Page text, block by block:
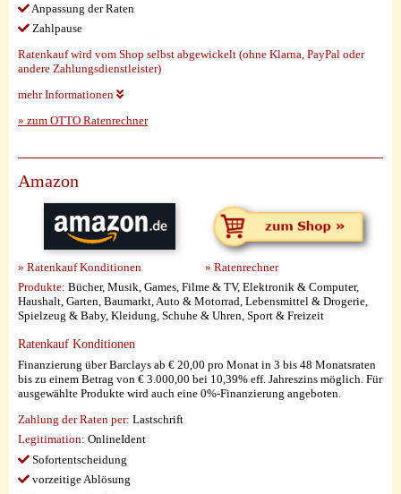
Anpassung der Raten
Zahlpause
Ratenkauf wird vom Shop selbst abgewickelt (ohne Klarna, PayPal oder
andere Zahlungsdienstleister)
mehr Informationen
» zum OTTO Ratenrechner
Amazon
» Ratenkauf Konditionen
» Ratenrechner
Produkte: Bücher, Musik, Games, Filme & TV, Elektronik & Computer,
Haushalt, Garten, Baumarkt, Auto & Motorrad, Lebensmittel & Drogerie,
Spielzeug & Baby, Kleidung, Schuhe & Uhren, Sport & Freizeit
Ratenkauf Konditionen
Finanzierung über Barclays ab € 20,00 pro Monat in 3 bis 48 Monatsraten
bis zu einem Betrag von € 3.000,00 bei 10,39% eff. Jahreszins möglich. Für
ausgewählte Produkte wird auch eine 0%-Finanzierung angeboten.
Zahlung der Raten per: Lastschrift
Legitimation: OnlineIdent
Sofortentscheidung
vorzeitige Ablösung